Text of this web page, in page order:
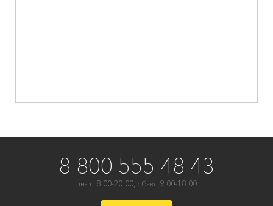
8 800 555 48 43
пн-пт 8:00-20:00, сб-вс 9:00-18:00